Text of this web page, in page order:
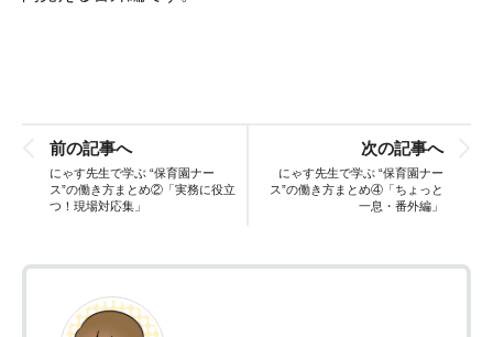
前の記事へ
にゃす先生で学ぶ “保育園ナー
ス”の働き方まとめ②「実務に役立
つ！現場対応集」
次の記事へ
にゃす先生で学ぶ “保育園ナー
ス”の働き方まとめ④「ちょっと
一息・番外編」